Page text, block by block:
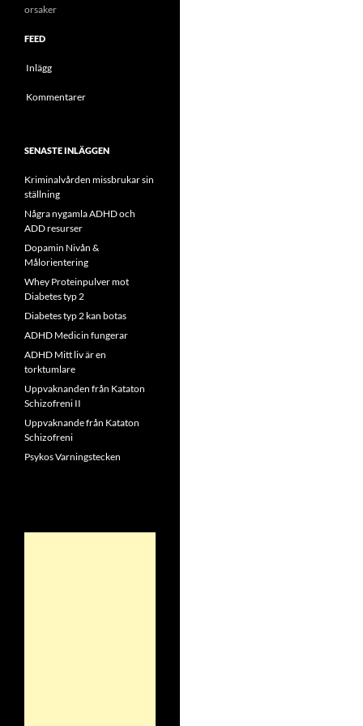
orsaker
FEED
Inlägg
Kommentarer
SENASTE INLÄGGEN
Kriminalvården missbrukar sin
ställning
Några nygamla ADHD och
ADD resurser
Dopamin Nivån &
Målorientering
Whey Proteinpulver mot
Diabetes typ 2
Diabetes typ 2 kan botas
ADHD Medicin fungerar
ADHD Mitt liv är en
torktumlare
Uppvaknanden från Kataton
Schizofreni II
Uppvaknande från Kataton
Schizofreni
Psykos Varningstecken